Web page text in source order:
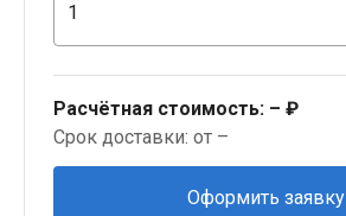
Расчётная стоимость: – ₽
Срок доставки: от –
Оформить заявку